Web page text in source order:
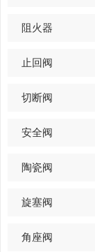
阻火器
止回阀
切断阀
安全阀
陶瓷阀
旋塞阀
角座阀